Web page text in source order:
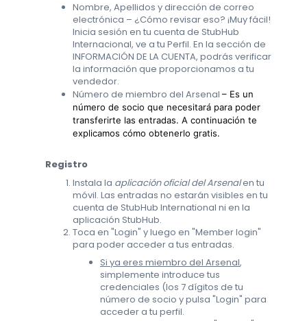
Nombre, Apellidos y dirección de correo
electrónica – ¿Cómo revisar eso? ¡Muy fácil!
Inicia sesión en tu cuenta de StubHub
Internacional, ve a tu Perfil. En la sección de
INFORMACIÓN DE LA CUENTA, podrás verificar
la información que proporcionamos a tu
vendedor.
Número de miembro del Arsenal – Es un
número de socio que necesitará para poder
transferirte las entradas. A continuación te
explicamos cómo obtenerlo gratis.
Registro
Instala la aplicación oficial del Arsenalen tu
móvil. Las entradas no estarán visibles en tu
cuenta de StubHub International ni en la
aplicación StubHub.
Toca en "Login" y luego en "Member login"
para poder acceder a tus entradas.
Si ya eres miembro del Arsenal,
simplemente introduce tus
credenciales (los 7 dígitos de tu
número de socio y pulsa "Login" para
acceder a tu perfil.